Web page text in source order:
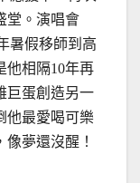
堂。演唱會
暑假移師到高
他相隔10年再
巨蛋創造另一
他最愛喝可樂
夢還沒醒！